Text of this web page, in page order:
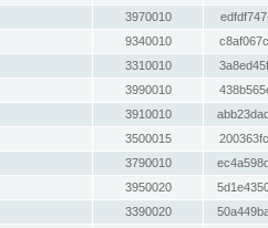
3970010
9340010
3310010
3990010
3910010
3500015
3790010
3950020
3390020